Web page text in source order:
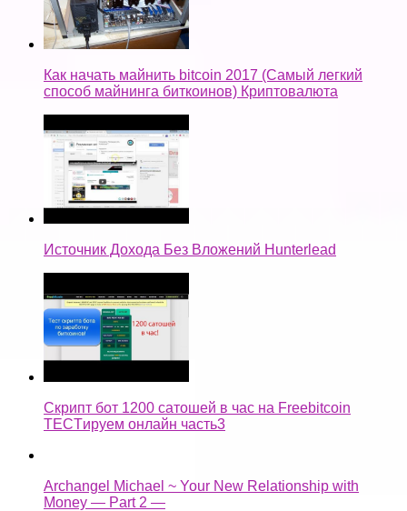
Как начать майнить bitcoin 2017 (Самый легкий
способ майнинга биткоинов) Криптовалюта
Источник Дохода Без Вложений Hunterlead
Скрипт бот 1200 сатошей в час на Freebitcoin
TECTируем онлайн часть3
Archangel Michael ~ Your New Relationship with
Money — Part 2 —